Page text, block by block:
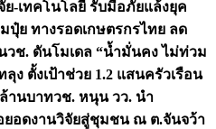
ย-เทคโนโลยี รับมือภัยแล้งยุค
ปุ๋ย ทางรอดเกษตรกรไทย ลด
วช. ดันโมเดล “น้ำมั่นคง ไม่ท่วม
ง ตั้งเป้าช่วย 1.2 แสนครัวเรือน
านบาทวช. หนุน วว. นำ
อดงานวิจัยสู่ชุมชน ณ ต.จันจว้า